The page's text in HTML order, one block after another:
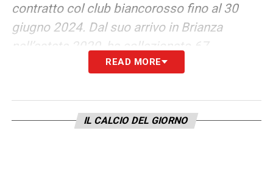
contratto col club biancorosso fino al 30
giugno 2024. Dal suo arrivo in Brianza
nell’estate 2020, ha collezionato 67
presenze e 1 gol, vivendo da protagonista la
2022 e mettendo sempre a disposizione
della squadra la sua professionalità nella
READ MORE
IL CALCIO DEL GIORNO